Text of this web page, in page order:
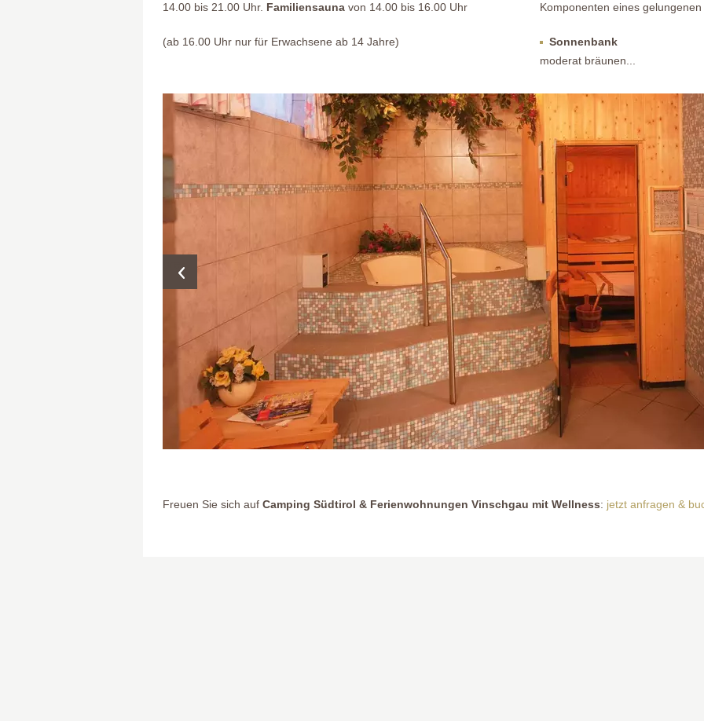
14.00 bis 21.00 Uhr. Familiensauna von 14.00 bis 16.00 Uhr
(ab 16.00 Uhr nur für Erwachsene ab 14 Jahre)
Komponenten eines gelungenen
Sonnenbank
moderat bräunen...
Freuen Sie sich auf Camping Südtirol & Ferienwohnungen Vinschgau mit Wellness: jetzt anfragen &